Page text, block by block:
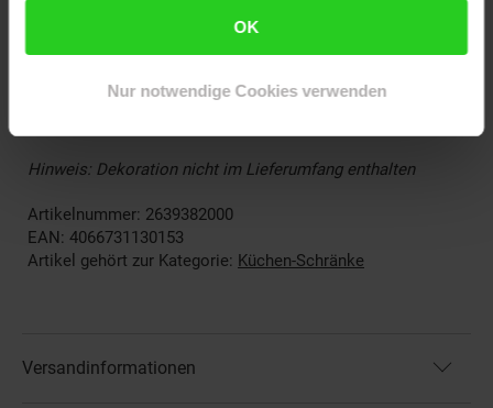
OK
Nur notwendige Cookies verwenden
________________________________________________
Hinweis: Dekoration nicht im Lieferumfang enthalten
Artikelnummer: 2639382000
EAN: 4066731130153
Artikel gehört zur Kategorie: Küchen-Schränke
Versandinformationen